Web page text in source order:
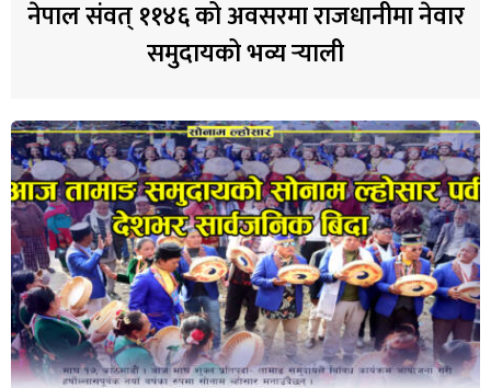
नेपाल संवत् ११४६ को अवसरमा राजधानीमा नेवार
समुदायको भव्य र्‍याली